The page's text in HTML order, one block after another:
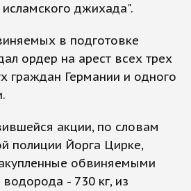
джихада".
в подготовке
ордер на арест всех трех
граждан Германии и одного
акции, по словам
полиции Йорга Цирке,
обвиняемыми
- 730 кг, из